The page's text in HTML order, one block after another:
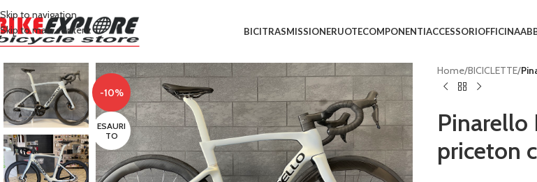
Skip to navigation
Skip to main content
BICITRASMISSIONERUOTECOMPONENTIACCESSORIOFFICINA
-10%
ESAURI
TO
Home/BICICLETTE/
Pinarello
priceton